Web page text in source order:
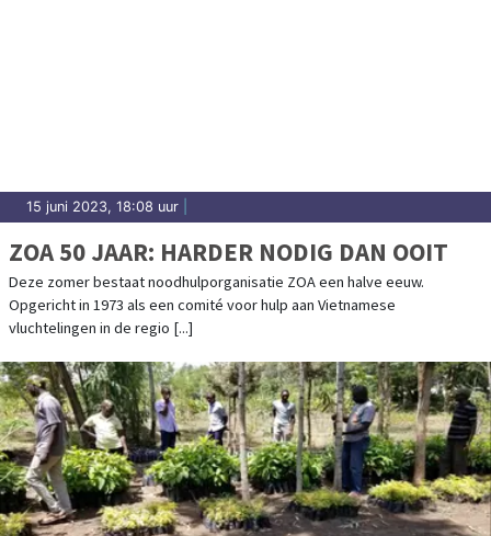
15 juni 2023, 18:08 uur
ZOA 50 JAAR: HARDER NODIG DAN OOIT
Deze zomer bestaat noodhulporganisatie ZOA een halve eeuw.
Opgericht in 1973 als een comité voor hulp aan Vietnamese
vluchtelingen in de regio [...]